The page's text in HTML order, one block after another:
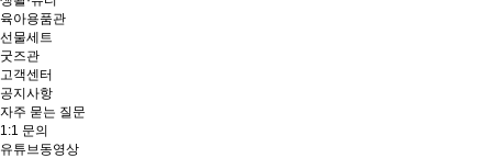
육아용품관
선물세트
굿즈관
고객센터
공지사항
자주 묻는 질문
1:1 문의
유튜브동영상